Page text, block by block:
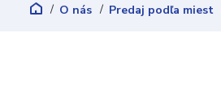
O nás Predaj podľa miest